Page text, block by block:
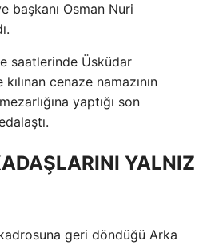
başkanı Osman Nuri
saatlerinde Üsküdar
cenaze namazının
yaptığı son
YALNIZ
geri döndüğü Arka